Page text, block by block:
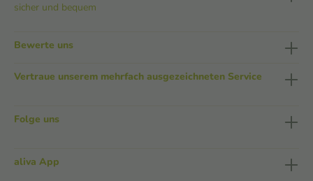
sicher und bequem
Bewerte uns
Vertraue unserem mehrfach ausgezeichneten Service
Folge uns
aliva App